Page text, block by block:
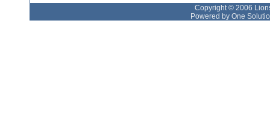
Copyright © 2006
Powered by One